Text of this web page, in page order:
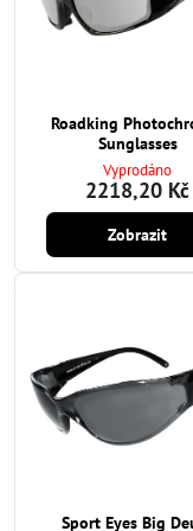
Roadking
Sunglasses
Vyprodáno
2218,20 Kč
Zobrazit
Sport Eyes Big